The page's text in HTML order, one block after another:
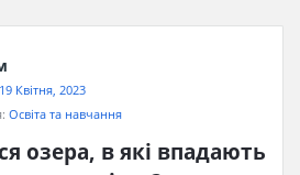
19 Квітня, 2023
Освіта та навчання
озера, в які впадають